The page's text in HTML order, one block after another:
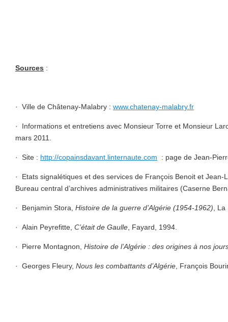
Sources :
· Ville de Châtenay-Malabry : www.chatenay-malabry.fr
·
Informations et entretiens avec Monsieur Torre et Monsieur
mars 2011.
· Site : http://copainsdavant.linternaute.com : page de Jean-
·
Etats signalétiques et des services de François Benoit et Jean-
Bureau central d’archives administratives militaires (Caserne
· Benjamin Stora, Histoire de la guerre d’Algérie (1954-1962), La
· Alain Peyrefitte, C’était de Gaulle, Fayard, 1994.
· Pierre Montagnon, Histoire de l’Algérie : des origines à nos
· Georges Fleury, Nous les combattants d’Algérie, François